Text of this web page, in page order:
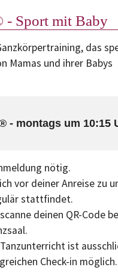
Sport mit Baby
das
Mamas und ihrer Babys
- montags um 10:15
nötig.
vor deiner Anreise zu
stattfindet.
deinen QR-Code
ist
Check-in möglich.